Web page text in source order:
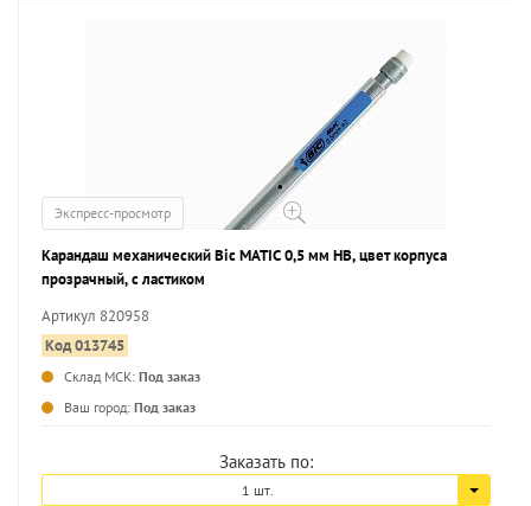
Экспресс-просмотр
Карандаш механический Bic MATIC 0,5 мм НВ, цвет корпуса
прозрачный, с ластиком
Артикул 820958
Код 013745
Склад МСК: Под заказ
Ваш город: Под заказ
Заказать по:
1 шт.